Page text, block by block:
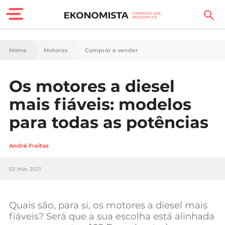
Finanças Pessoais
Carreira
Casa
Lifestyle
Sociedade
Negócios
Home Motores Comprar e vender
Os motores a diesel
mais fiáveis: modelos
para todas as potências
André Freitas
02 Mar, 2021
Quais são, para si, os motores a diesel mais
fiáveis? Será que a sua escolha está alinhada